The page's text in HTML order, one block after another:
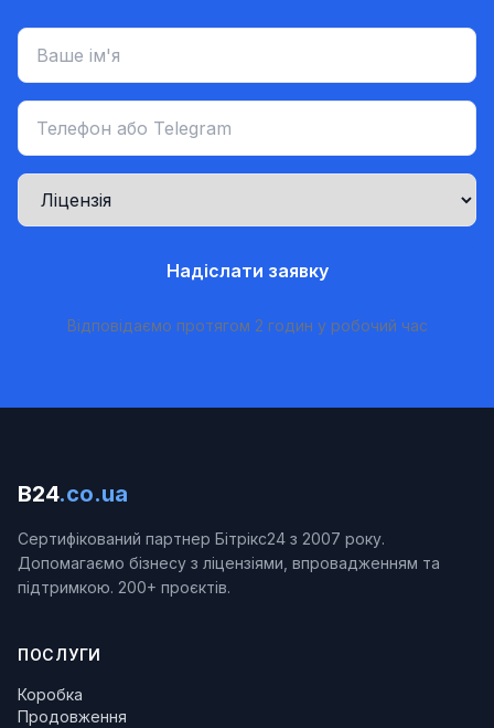
Надіслати заявку
Відповідаємо протягом 2 годин у робочий час
B24.co.ua
Сертифікований партнер Бітрікс24 з 2007 року.
Допомагаємо бізнесу з ліцензіями, впровадженням та
підтримкою. 200+ проєктів.
ПОСЛУГИ
Коробка
Продовження